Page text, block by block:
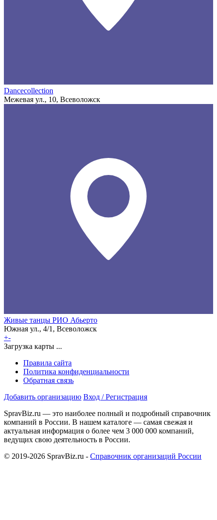
Dancecollection
Межевая ул., 10, Всеволожск
Живые танцы РИО Абьерто
Южная ул., 4/1, Всеволожск
+-
Загрузка карты ...
Правила сайта
Политика конфиденциальности
Обратная связь
Добавить организацию Вход / Регистрация
SpravBiz.ru — это наиболее полный и подробный справочник
компаний в России. В нашем каталоге — самая свежая и
актуальная информация о более чем 3 000 000 компаний,
ведущих свою деятельность в России.
© 2019-2026 SpravBiz.ru - Справочник организаций России